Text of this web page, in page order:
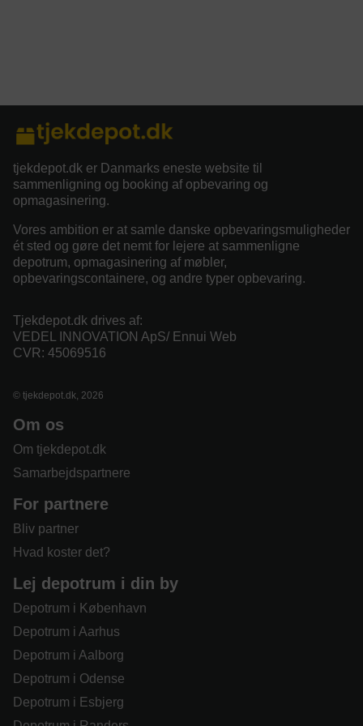
tjekdepot.dk er Danmarks eneste website til
sammenligning og booking af opbevaring og
opmagasinering.
Vores ambition er at samle danske opbevaringsmuligheder
ét sted og gøre det nemt for lejere at sammenligne
depotrum, opmagasinering af møbler,
opbevaringscontainere, og andre typer opbevaring.
Tjekdepot.dk drives af:
VEDEL INNOVATION ApS/ Ennui Web
CVR: 45069516
© tjekdepot.dk, 2026
Om os
Om tjekdepot.dk
Samarbejdspartnere
For partnere
Bliv partner
Hvad koster det?
Lej depotrum i din by
Depotrum i København
Depotrum i Aarhus
Depotrum i Aalborg
Depotrum i Odense
Depotrum i Esbjerg